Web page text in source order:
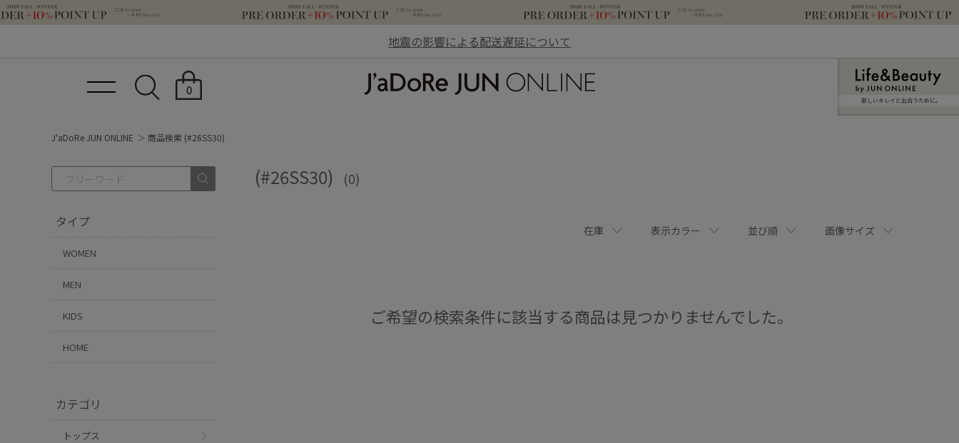
地震の影響による配送遅延について
0
新しいキレイと出合うために。
J'aDoRe JUN ONLINE 商品検索 (#26SS30)
タイプ
WOMEN
MEN
KIDS
HOME
カテゴリ
トップス
(#26SS30) (0)
在庫 表示カラー 並び順 画像サイズ
ご希望の検索条件に該当する商品は見つかりませんでした。